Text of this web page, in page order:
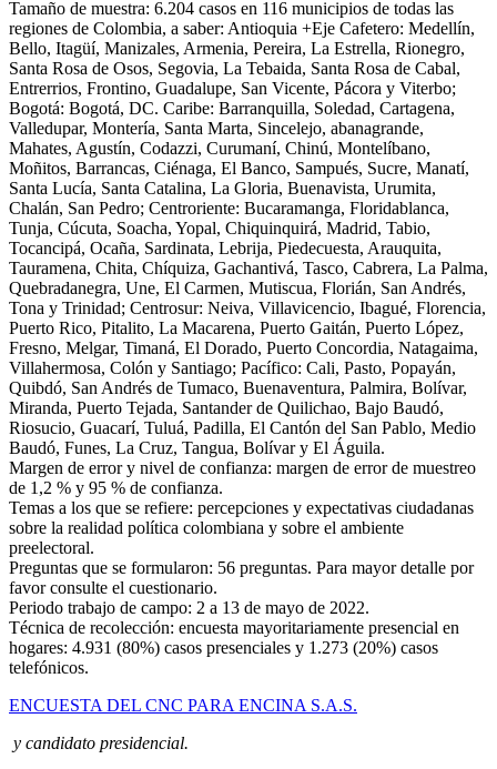
Tamaño de muestra: 6.204 casos en 116 municipios de todas las
regiones de Colombia, a saber: Antioquia +Eje Cafetero: Medellín,
Bello, Itagüí, Manizales, Armenia, Pereira, La Estrella, Rionegro,
Santa Rosa de Osos, Segovia, La Tebaida, Santa Rosa de Cabal,
Entrerrios, Frontino, Guadalupe, San Vicente, Pácora y Viterbo;
Bogotá: Bogotá, DC. Caribe: Barranquilla, Soledad, Cartagena,
Valledupar, Montería, Santa Marta, Sincelejo, abanagrande,
Mahates, Agustín, Codazzi, Curumaní, Chinú, Montelíbano,
Moñitos, Barrancas, Ciénaga, El Banco, Sampués, Sucre, Manatí,
Santa Lucía, Santa Catalina, La Gloria, Buenavista, Urumita,
Chalán, San Pedro; Centroriente: Bucaramanga, Floridablanca,
Tunja, Cúcuta, Soacha, Yopal, Chiquinquirá, Madrid, Tabio,
Tocancipá, Ocaña, Sardinata, Lebrija, Piedecuesta, Arauquita,
Tauramena, Chita, Chíquiza, Gachantivá, Tasco, Cabrera, La Palma,
Quebradanegra, Une, El Carmen, Mutiscua, Florián, San Andrés,
Tona y Trinidad; Centrosur: Neiva, Villavicencio, Ibagué, Florencia,
Puerto Rico, Pitalito, La Macarena, Puerto Gaitán, Puerto López,
Fresno, Melgar, Timaná, El Dorado, Puerto Concordia, Natagaima,
Villahermosa, Colón y Santiago; Pacífico: Cali, Pasto, Popayán,
Quibdó, San Andrés de Tumaco, Buenaventura, Palmira, Bolívar,
Miranda, Puerto Tejada, Santander de Quilichao, Bajo Baudó,
Riosucio, Guacarí, Tuluá, Padilla, El Cantón del San Pablo, Medio
Baudó, Funes, La Cruz, Tangua, Bolívar y El Águila.
Margen de error y nivel de confianza: margen de error de muestreo
de 1,2 % y 95 % de confianza.
Temas a los que se refiere: percepciones y expectativas ciudadanas
sobre la realidad política colombiana y sobre el ambiente
preelectoral.
Preguntas que se formularon: 56 preguntas. Para mayor detalle por
favor consulte el cuestionario.
Periodo trabajo de campo: 2 a 13 de mayo de 2022.
Técnica de recolección: encuesta mayoritariamente presencial en
hogares: 4.931 (80%) casos presenciales y 1.273 (20%) casos
telefónicos.
ENCUESTA DEL CNC PARA ENCINA S.A.S.
y candidato presidencial.